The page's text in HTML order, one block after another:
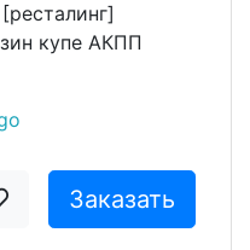
купе АКПП
Заказать